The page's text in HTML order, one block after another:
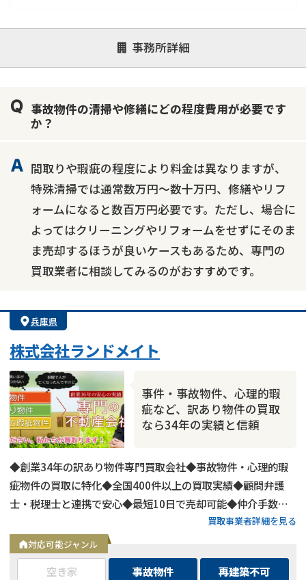
事務所詳細
対応が親身 オンライン面談可能
レスポンスが早い
1億円以上の買取可
事故物件の清掃や修繕にどの程度費用が必要です
か？
間取りや瑕疵の程度により料金は異なりますが、
特殊清掃では通常数万円～数十万円、修繕やリフ
ォームになると数百万円必要です。ただし、場合に
よってはクリーニングやリフォームをせずにそのま
ま売却するほうが良いケースもあるため、専門の
買取業者に相談してみるのがおすすめです。
兵庫県
株式会社ランドメイト
事件・事故物件、心理的瑕
疵など、訳あり物件の買取
なら34年の実績と信頼
◆創業34年の訳あり物件専門買取会社◆事故物件・心理的瑕
疵物件の買取に特化◆全国400件以上の買取実績◆顧問弁護
士・税理士と連携で安心◆最短10日で売却可能◆仲介手数
料・諸費用も会社負担◆不要物撤去費用も無料◆リースバック
にも対応◆現地調査・査定は無料
買取事業者詳細を見る
対応可能ジャンル
空き家 事故物件
再建築不可